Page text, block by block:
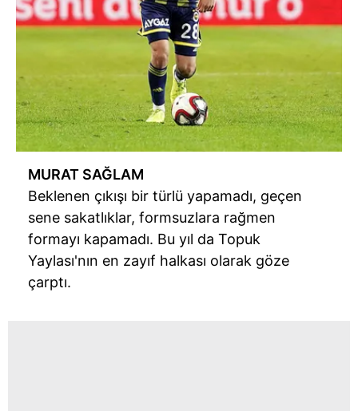
MURAT SAĞLAM
Beklenen çıkışı bir türlü yapamadı, geçen
sene sakatlıklar, formsuzlara rağmen
formayı kapamadı. Bu yıl da Topuk
Yaylası'nın en zayıf halkası olarak göze
çarptı.